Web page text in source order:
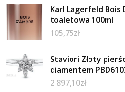
Karl Lagerfeld Bois
toaletowa 100ml
105,75zł
Staviori Złoty
diamentem
2 897,10zł